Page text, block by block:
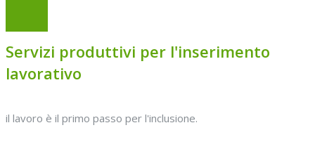
Servizi produttivi per l'inserimento
lavorativo
il lavoro è il primo passo per l'inclusione.